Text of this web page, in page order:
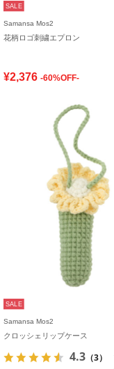
SALE
Samansa Mos2
花柄ロゴ刺繍エプロン
¥2,376 -60%OFF-
SALE
Samansa Mos2
クロッシェリップケース
4.3 （3）